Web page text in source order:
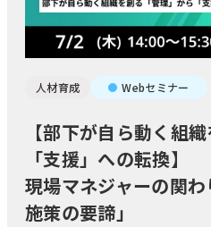
人材育成 Webセミナー
【部下が自ら動く組
「支援」への転換】
現場マネジャーの関
施策の要諦」